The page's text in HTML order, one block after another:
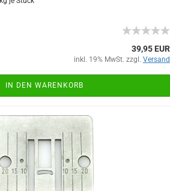
39,95 EUR
inkl. 19% MwSt. zzgl. Versand
IN DEN WARENKORB